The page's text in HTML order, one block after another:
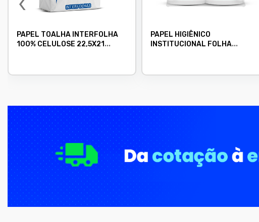
PAPEL TOALHA INTERFOLHA
100% CELULOSE 22,5X21
PAPEL HIGIÊNICO
INSTITUCIONAL FOLHA